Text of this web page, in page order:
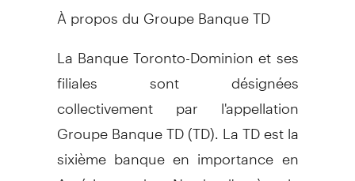
À propos du Groupe Banque TD
La Banque Toronto-Dominion et ses
filiales sont désignées
collectivement par l'appellation
Groupe Banque TD (TD). La TD est la
sixième banque en importance en